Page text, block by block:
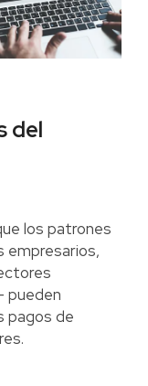
del
los patrones
empresarios,
pueden
pagos de